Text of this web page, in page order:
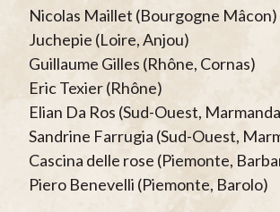
Nicolas Maillet (Bourgogne Mâcon)
Juchepie (Loire, Anjou)
Guillaume Gilles (Rhône, Cornas)
Eric Texier (Rhône)
Elian Da Ros (Sud-Ouest,
Sandrine Farrugia (Sud-Ouest,
Cascina delle rose (Piemonte,
Piero Benevelli (Piemonte, Barolo)